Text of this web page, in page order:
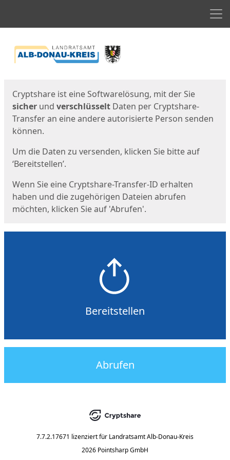
Cryptshare ist eine Softwarelösung, mit der Sie
sicher und verschlüsselt Daten per Cryptshare-
Transfer an eine andere autorisierte Person senden
können.
Um die Daten zu versenden, klicken Sie bitte auf
‘Bereitstellen’.
Wenn Sie eine Cryptshare-Transfer-ID erhalten
haben und die zugehörigen Dateien abrufen
möchten, klicken Sie auf 'Abrufen'.
Bereitstellen
Abrufen
7.7.2.17671 lizenziert für Landratsamt Alb-Donau-Kreis
2026 Pointsharp GmbH